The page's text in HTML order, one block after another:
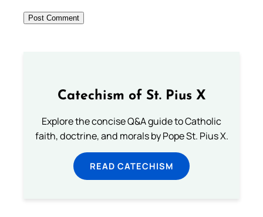
Catechism of St. Pius X
Explore the concise Q&A guide to Catholic
faith, doctrine, and morals by Pope St. Pius X.
READ CATECHISM